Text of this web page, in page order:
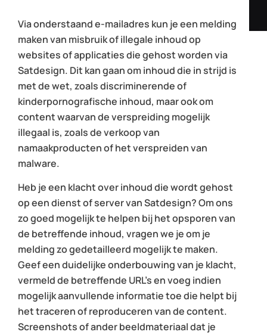
Via onderstaand e-mailadres kun je een melding
maken van misbruik of illegale inhoud op
websites of applicaties die gehost worden via
Satdesign. Dit kan gaan om inhoud die in strijd is
met de wet, zoals discriminerende of
kinderpornografische inhoud, maar ook om
content waarvan de verspreiding mogelijk
illegaal is, zoals de verkoop van
namaakproducten of het verspreiden van
malware.
Heb je een klacht over inhoud die wordt gehost
op een dienst of server van Satdesign? Om ons
zo goed mogelijk te helpen bij het opsporen van
de betreffende inhoud, vragen we je om je
melding zo gedetailleerd mogelijk te maken.
Geef een duidelijke onderbouwing van je klacht,
vermeld de betreffende URL’s en voeg indien
mogelijk aanvullende informatie toe die helpt bij
het traceren of reproduceren van de content.
Screenshots of ander beeldmateriaal dat je